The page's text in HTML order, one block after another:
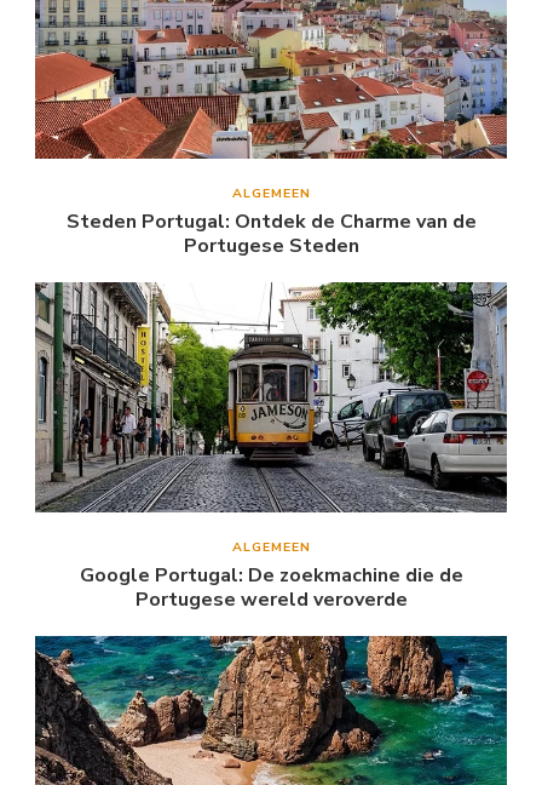
ALGEMEEN
Steden Portugal: Ontdek de Charme van de
Portugese Steden
ALGEMEEN
Google Portugal: De zoekmachine die de
Portugese wereld veroverde